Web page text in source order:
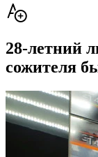
28-летний
сожителя